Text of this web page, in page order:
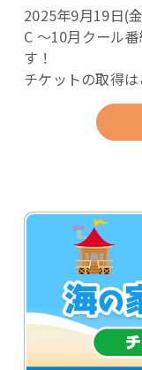
2025年9月19日(
C ～10月クール
す！
チケットの取得は